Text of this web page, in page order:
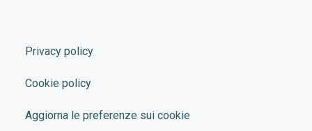
Privacy policy
Cookie policy
Aggiorna le preferenze sui cookie